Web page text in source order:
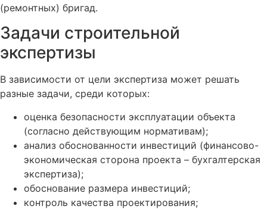
(ремонтных) бригад.
Задачи строительной
экспертизы
В зависимости от цели экспертиза может решать
разные задачи, среди которых:
оценка безопасности эксплуатации объекта
(согласно действующим нормативам);
анализ обоснованности инвестиций (финансово-
экономическая сторона проекта – бухгалтерская
экспертиза);
обоснование размера инвестиций;
контроль качества проектирования;